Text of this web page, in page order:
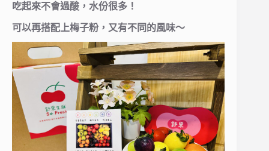
吃起來不會過酸，水份很多！
可以再搭配上梅子粉，又有不同的風味～